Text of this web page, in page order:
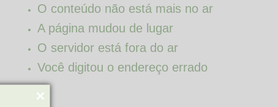
O conteúdo não está mais no ar
A página mudou de lugar
O servidor está fora do ar
Você digitou o endereço errado